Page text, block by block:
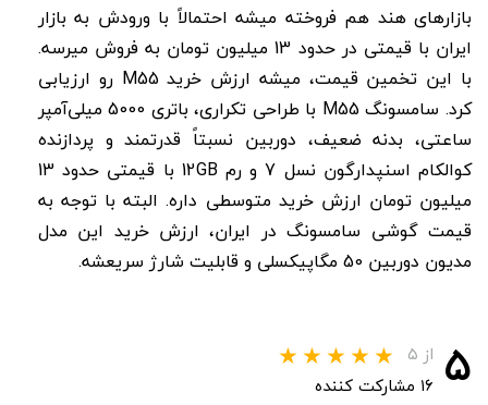
بازارهای هند هم فروخته میشه احتمالاً‌ با ورودش به بازار
ایران با قیمتی در حدود 13 میلیون تومان به فروش میرسه.
با این تخمین قیمت، میشه ارزش خرید M55 رو ارزیابی
کرد. سامسونگ M55 با طراحی تکراری، باتری 5000 میلی‌آمپر
ساعتی، بدنه ضعیف، دوربین نسبتاً قدرتمند و پردازنده
کوالکام اسنپدارگون نسل 7 و رم 12GB با قیمتی حدود 13
میلیون تومان ارزش خرید متوسطی داره. البته با توجه به
قیمت گوشی سامسونگ در ایران، ارزش خرید این مدل
مدیون دوربین 50 مگاپیکسلی و قابلیت شارژ سریعشه.
۵ از ۵
۱۶ مشارکت کننده